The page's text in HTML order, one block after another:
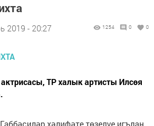
2019 - 20:27 1254 0 0
ТР халык артисты Илсөя
хәлифәте төзелүе игълан